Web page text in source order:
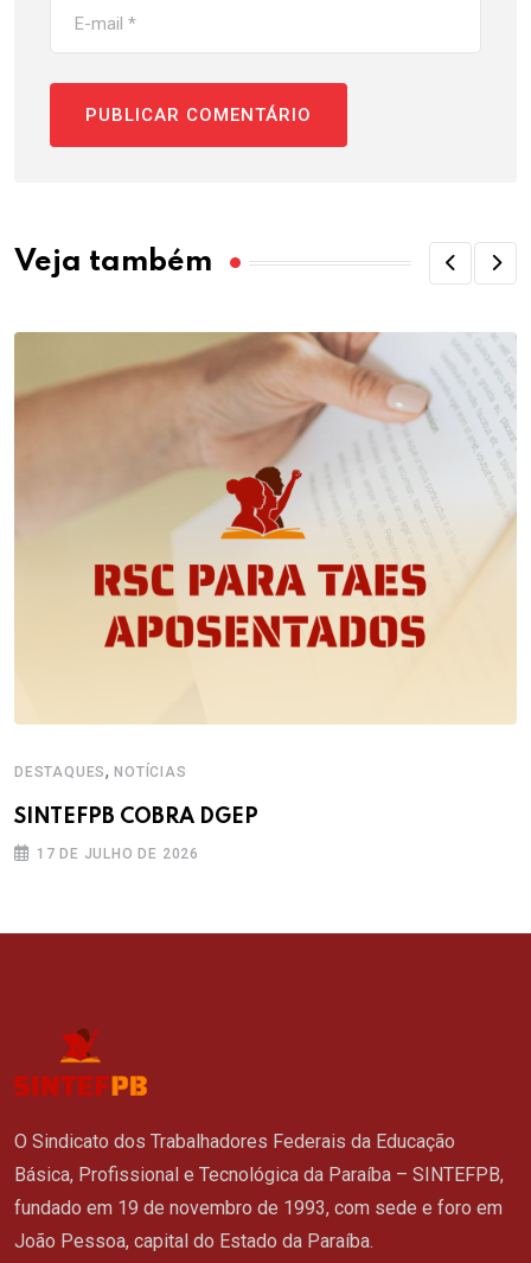
Veja também
DESTAQUES,NOTÍCIAS
SINTEFPB COBRA DGEP
17 DE JULHO DE 2026
O Sindicato dos Trabalhadores Federais da Educação
Básica, Profissional e Tecnológica da Paraíba – SINTEFPB,
fundado em 19 de novembro de 1993, com sede e foro em
João Pessoa, capital do Estado da Paraíba.